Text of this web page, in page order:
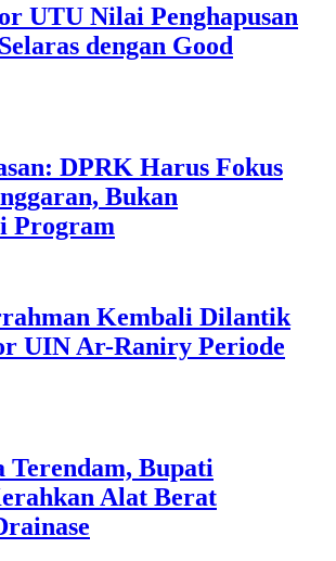
UTU Nilai Penghapusan
dengan Good
DPRK Harus Fokus
Bukan
Program
Kembali Dilantik
UIN Ar-Raniry Periode
Terendam, Bupati
Alat Berat